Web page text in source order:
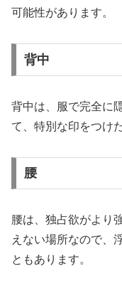
可能性があります。
背中
背中は、服で完全に
て、特別な印をつけ
腰
腰は、独占欲がより
えない場所なので、
ともあります。